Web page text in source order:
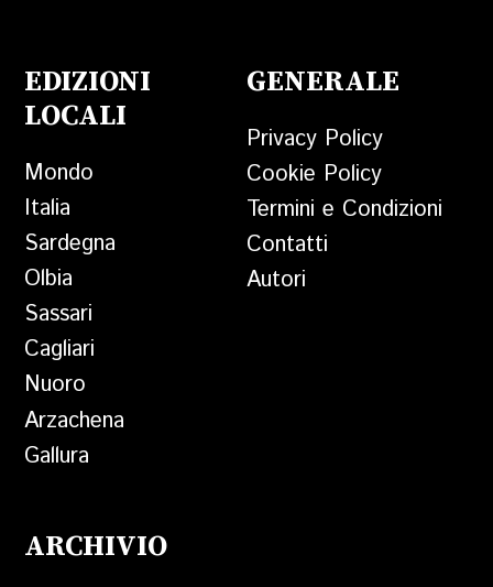
EDIZIONI
LOCALI
Mondo
Italia
Sardegna
Olbia
Sassari
Cagliari
Nuoro
Arzachena
Gallura
GENERALE
Privacy Policy
Cookie Policy
Termini e Condizioni
Contatti
Autori
ARCHIVIO